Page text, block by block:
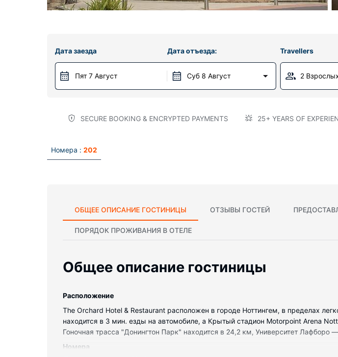
Дата заезда
Пят 7 Август
Дата отъезда:
Суб 8 Август
Travellers
2
SECURE BOOKING & ENCRYPTED PAYMENTS 25+ YEARS OF
Номера : 202
ОБЩЕЕ ОПИСАНИЕ ГОСТИНИЦЫ ОТЗЫВЫ ГОСТЕЙ
ПОРЯДОК ПРОЖИВАНИЯ В ОТЕЛЕ
Общее описание гостиницы
Pасположение
The Orchard Hotel & Restaurant расположен в городе Ноттингем, в пределах
находится в 3 мин. езды на автомобиле, а Крытый стадион Motorpoint Arena
Гоночная трасса "Донингтон Парк" находится в 24,2 км, Университет Лафборо
Номера